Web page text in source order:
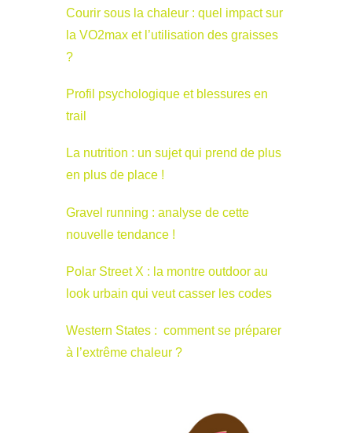
Courir sous la chaleur : quel impact sur
la VO2max et l’utilisation des graisses
?
Profil psychologique et blessures en
trail
La nutrition : un sujet qui prend de plus
en plus de place !
Gravel running : analyse de cette
nouvelle tendance !
Polar Street X : la montre outdoor au
look urbain qui veut casser les codes
Western States : comment se préparer
à l’extrême chaleur ?